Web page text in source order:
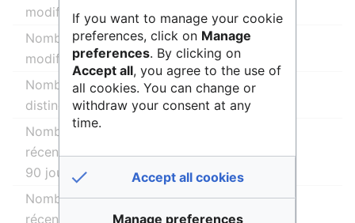
modification
16:00
Nombre total de
modifications
13
Nombre total d’auteurs
distincts
2
Nombre de modifications
récentes (dans les derniers
90 jours)
Nombre d’auteurs distincts
récents
1
If you want to manage your cookie
preferences, click on Manage
preferences. By clicking on
Accept all, you agree to the use of
all cookies. You can change or
withdraw your consent at any
time.
Accept all cookies
Manage preferences